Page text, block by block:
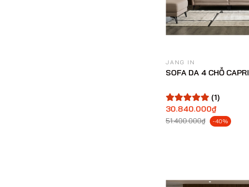
JANG IN
SOFA DA 4 CHỖ CAPRI
(1)
30.840.000₫
51.400.000₫ -40%